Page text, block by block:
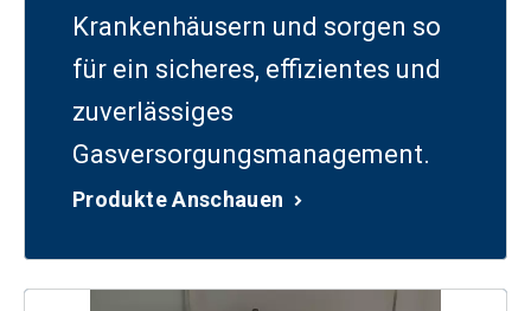
Krankenhäusern und sorgen so
für ein sicheres, effizientes und
zuverlässiges
Gasversorgungsmanagement.
Produkte Anschauen